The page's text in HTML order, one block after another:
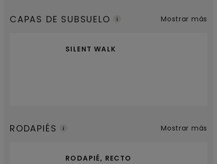
CAPAS DE SUBSUELO
SILENT WALK
Mostrar más
RODAPIÉS
RODAPIÉ, RECTO
Mostrar más